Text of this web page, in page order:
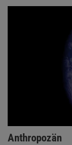
Anthropozän